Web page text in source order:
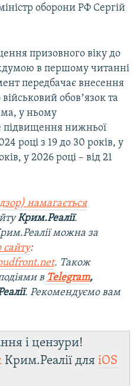
оборони РФ Сергій
призовного віку до
в першому читанні
передбачає внесення
обовʼязок та
у ньому
підвищення нижньої
році з 19 до 30 років, у
у 2026 році – від 21
намагається
Крим.Реалії.
можна за
сайту:
. Також
в Telegram,
. Рекомендуємо вам
і цензури!
Крим.Реалії для iOS